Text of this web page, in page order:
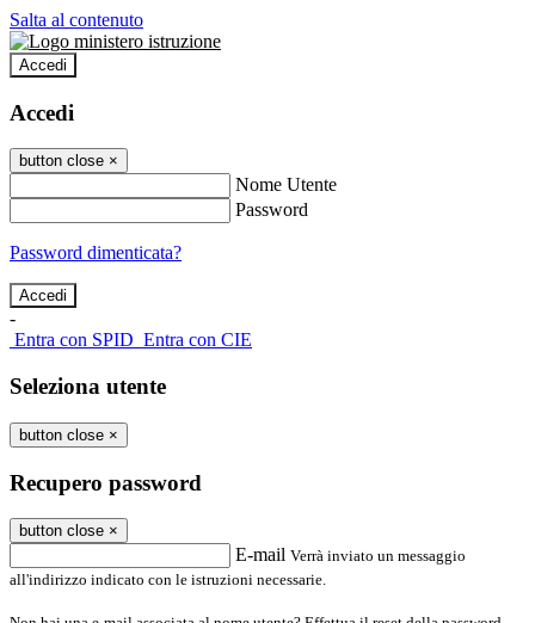
Salta al contenuto
Accedi
Accedi
button close ×
Nome Utente
Password
Password dimenticata?
-
Entra con SPID Entra con CIE
Seleziona utente
button close ×
Recupero password
button close ×
E-mail Verrà inviato un messaggio
all'indirizzo indicato con le istruzioni necessarie.